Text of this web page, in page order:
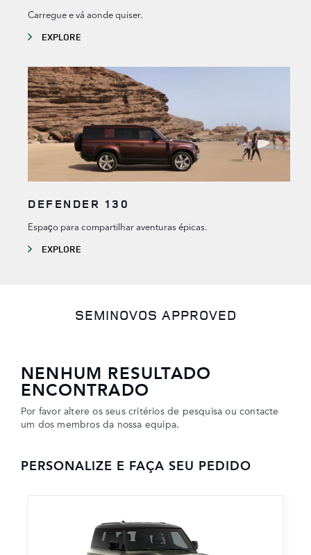
Carregue e vá aonde quiser.
EXPLORE
DEFENDER 130
Espaço para compartilhar aventuras épicas.
EXPLORE
SEMINOVOS APPROVED
NENHUM RESULTADO
ENCONTRADO
Por favor altere os seus critérios de pesquisa ou contacte
um dos membros da nossa equipa.
PERSONALIZE E FAÇA SEU PEDIDO